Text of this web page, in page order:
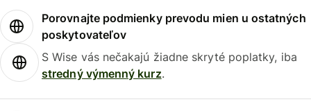
Porovnajte podmienky prevodu mien u ostatných
poskytovateľov
S Wise vás nečakajú žiadne skryté poplatky, iba
stredný výmenný kurz.